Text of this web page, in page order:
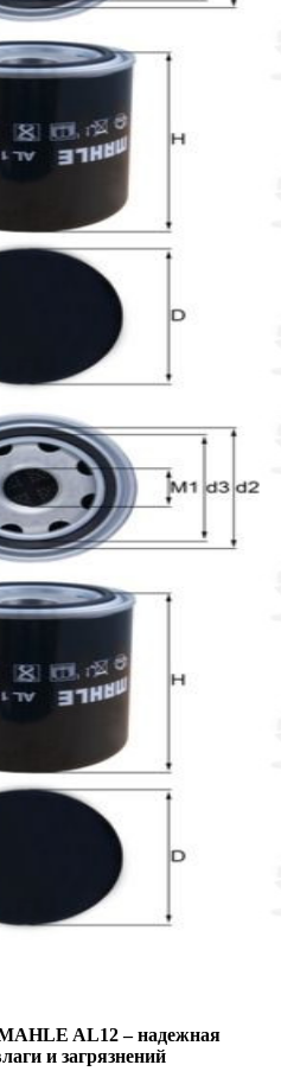
AL12 – надежная
и загрязнений